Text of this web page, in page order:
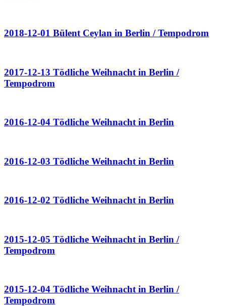
2018-12-01 Bülent Ceylan in Berlin / Tempodrom
2017-12-13 Tödliche Weihnacht in Berlin /
Tempodrom
2016-12-04 Tödliche Weihnacht in Berlin
2016-12-03 Tödliche Weihnacht in Berlin
2016-12-02 Tödliche Weihnacht in Berlin
2015-12-05 Tödliche Weihnacht in Berlin /
Tempodrom
2015-12-04 Tödliche Weihnacht in Berlin /
Tempodrom